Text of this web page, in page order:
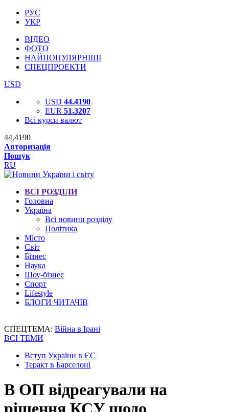
РУС
УКР
ВІДЕО
ФОТО
НАЙПОПУЛЯРНІШІ
СПЕЦПРОЕКТИ
USD
USD 44.4190
EUR 51.3207
Всі курси валют
44.4190
Авторизація
Пошук
RU
ВСІ РОЗДІЛИ
Головна
Україна
Всі новини розділу
Політика
Місто
Світ
Бізнес
Наука
Шоу-бізнес
Спорт
Lifestyle
БЛОГИ ЧИТАЧІВ
СПЕЦТЕМА: Війна в Ірані
ВСІ ТЕМИ
Вступ України в ЄС
Теракт в Барселоні
В ОП відреагували на